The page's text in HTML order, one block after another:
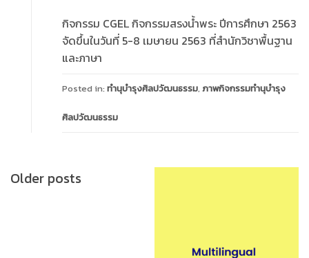
กิจกรรม CGEL กิจกรรมสรงน้ำพระ ปีการศึกษา 2563
จัดขึ้นในวันที่ 5-8 เมษายน 2563 ที่สำนักวิชาพื้นฐาน
และภาษา
Posted in: ทำนุบำรุงศิลปวัฒนธรรม, ภาพกิจกรรมทำนุบำรุง
ศิลปวัฒนธรรม
Posts
navigation
Older posts